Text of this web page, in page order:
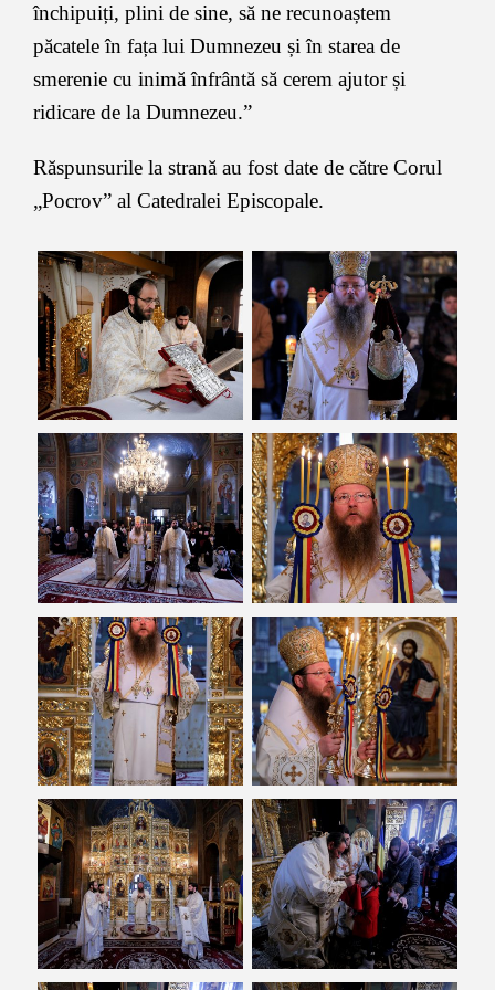
închipuiți, plini de sine, să ne recunoaștem
păcatele în fața lui Dumnezeu și în starea de
smerenie cu inimă înfrântă să cerem ajutor și
ridicare de la Dumnezeu.”
Răspunsurile la strană au fost date de către Corul
„Pocrov” al Catedralei Episcopale.